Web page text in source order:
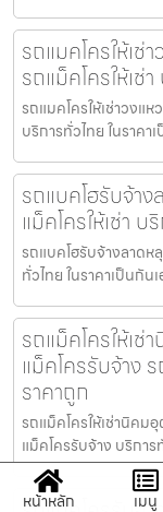
รถแมคโครให้เ
รถแม็คโครให้เ
รถแมคโครให้เช่าวงแ
บริการทั่วไทย ในราค
รถแบคโฮรับจ้า
แม็คโครให้เช่า
รถแบคโฮรับจ้างลาดห
ทั่วไทย ในราคาเป็นกั
รถแม็คโครให้เ
แม็คโครรับจ้าง
ราคาถูก
รถแม็คโครให้เช่านิคม
แม็คโครรับจ้าง บริกา
หน้าหลัก เมนู